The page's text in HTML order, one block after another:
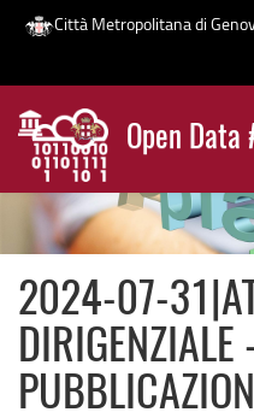
Salta
contenuto
principale
Città Metropolitana di
Open Data
News
2024-07-
DIRIGENZIALE